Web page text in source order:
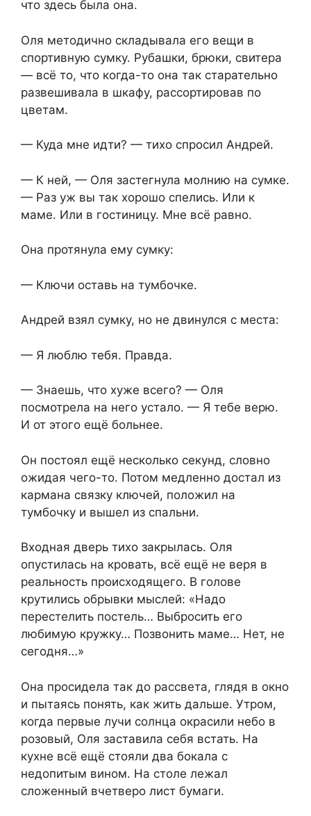
что здесь была она.
Оля методично складывала его вещи в
спортивную сумку. Рубашки, брюки, свитера
— всё то, что когда-то она так старательно
развешивала в шкафу, рассортировав по
цветам.
— Куда мне идти? — тихо спросил Андрей.
— К ней, — Оля застегнула молнию на сумке.
— Раз уж вы так хорошо спелись. Или к
маме. Или в гостиницу. Мне всё равно.
Она протянула ему сумку:
— Ключи оставь на тумбочке.
Андрей взял сумку, но не двинулся с места:
— Я люблю тебя. Правда.
— Знаешь, что хуже всего? — Оля
посмотрела на него устало. — Я тебе верю.
И от этого ещё больнее.
Он постоял ещё несколько секунд, словно
ожидая чего-то. Потом медленно достал из
кармана связку ключей, положил на
тумбочку и вышел из спальни.
Входная дверь тихо закрылась. Оля
опустилась на кровать, всё ещё не веря в
реальность происходящего. В голове
крутились обрывки мыслей: «Надо
перестелить постель… Выбросить его
любимую кружку… Позвонить маме… Нет, не
сегодня…»
Она просидела так до рассвета, глядя в окно
и пытаясь понять, как жить дальше. Утром,
когда первые лучи солнца окрасили небо в
розовый, Оля заставила себя встать. На
кухне всё ещё стояли два бокала с
недопитым вином. На столе лежал
сложенный вчетверо лист бумаги.